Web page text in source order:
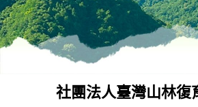
社團法人臺灣山林復